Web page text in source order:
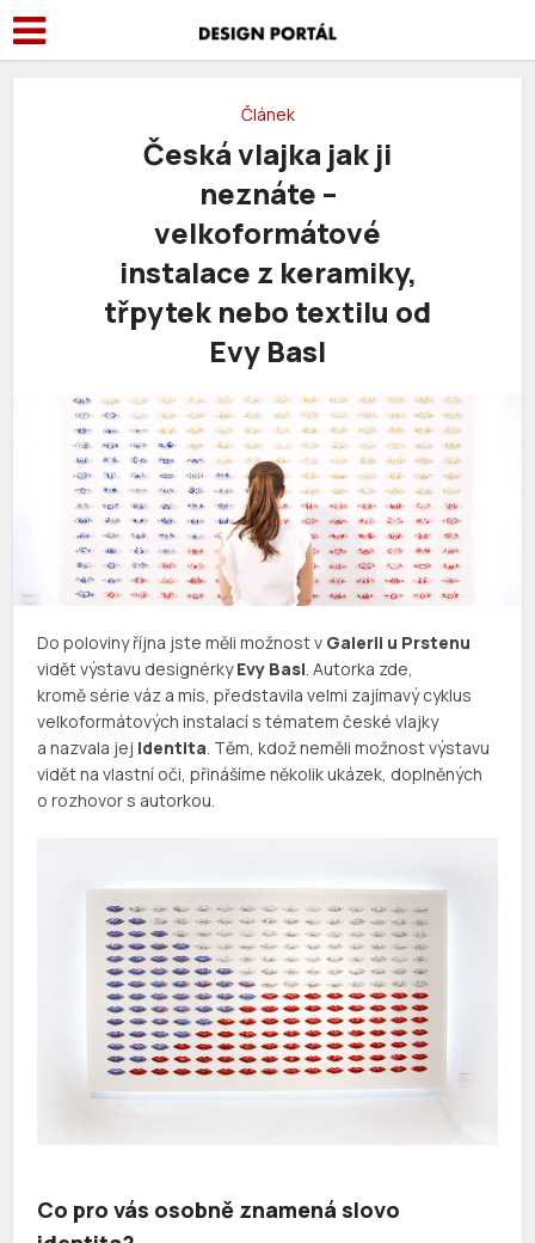
Článek
Česká vlajka jak ji
neznáte –
velkoformátové
instalace z keramiky,
třpytek nebo textilu od
Evy Basl
Do poloviny října jste měli možnost v Galerii u Prstenu
vidět výstavu designérkyEvy Basl. Autorka zde,
kromě série váz a mís, představila velmi zajímavý cyklus
velkoformátových instalací s tématem české vlajky
a nazvala jej Identita. Těm, kdož neměli možnost výstavu
vidět na vlastní oči, přinášíme několik ukázek, doplněných
o rozhovor s autorkou.
Co pro vás osobně znamená slovo